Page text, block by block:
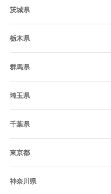
茨城県
栃木県
群馬県
埼玉県
千葉県
東京都
神奈川県